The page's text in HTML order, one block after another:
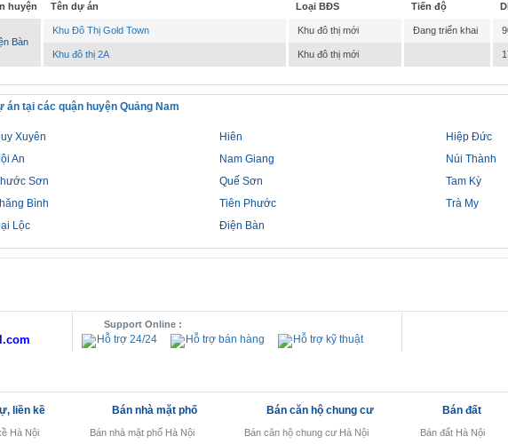
huyện Tên dự án Loại BĐS Tiến độ
Bàn
Khu Đô Thị Gold Town Khu đô thị mới Đang triển khai
Khu đô thị 2A Khu đô thị mới
án tại các quận huyện Quảng Nam
Xuyên Hiên
Hiệp Đức
An
Nam Giang
Núi Thành
Sơn
Quế Sơn
Tam Kỳ
Bình
Tiên Phước
Trà My
Lộc
Điện Bàn
Support Online :
Hỗ trợ 24/24 Hỗ trợ bán hàng Hỗ trợ kỹ thuật
liền kề
Hà Nội
Bán nhà mặt phố
Bán nhà mặt phố Hà Nội
Bán căn hộ chung cư
Bán căn hộ chung cư Hà Nội
Bán đất
Bán đất Hà Nội